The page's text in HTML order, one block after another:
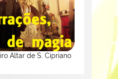
Altar de S. Cipriano